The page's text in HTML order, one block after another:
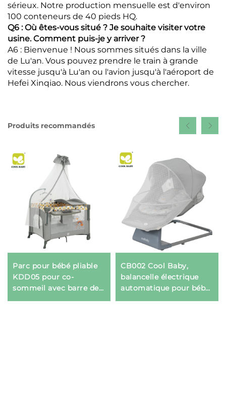
sérieux. Notre production mensuelle est d'environ
100 conteneurs de 40 pieds HQ.
Q6 : Où êtes-vous situé ? Je souhaite visiter votre
usine. Comment puis-je y arriver ?
A6 : Bienvenue ! Nous sommes situés dans la ville
de Lu'an. Vous pouvez prendre le train à grande
vitesse jusqu'à Lu'an ou l'avion jusqu'à l'aéroport de
Hefei Xinqiao. Nous viendrons vous chercher.
Produits recommandés
Parc pour bébé pliable
KDD05 pour co-
sommeil avec barre de
jouets musicaux
CB002 Cool Baby,
balancelle électrique
automatique pour bébé
avec repose-pieds